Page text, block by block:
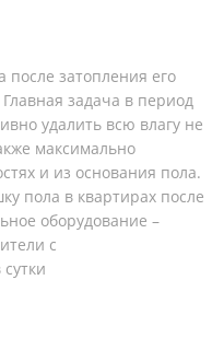
затопления его
задача в период
удалить всю влагу не
максимально
и из основания пола.
пола в квартирах после
оборудование –
с